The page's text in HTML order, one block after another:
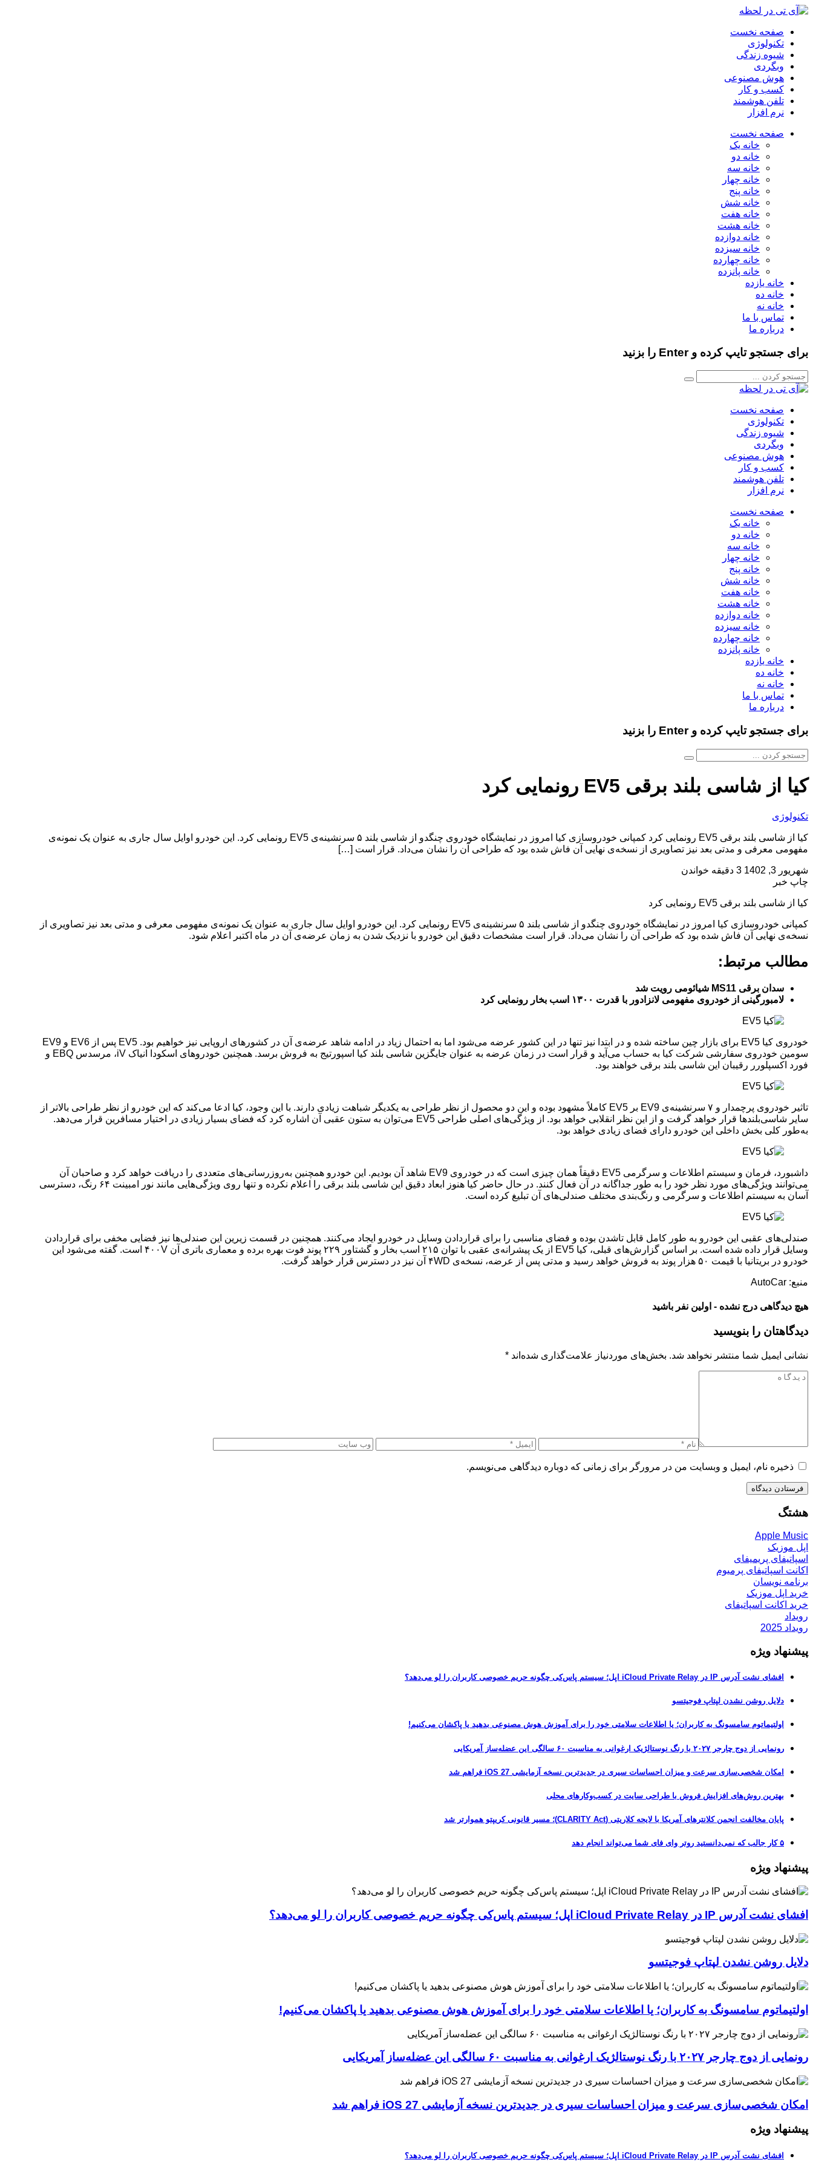
صفحه نخست
تکنولوژی
شیوه زندگی
وبگردی
هوش مصنوعی
کسب و کار
تلفن هوشمند
نرم افزار
صفحه نخست
خانه یک
خانه دو
خانه سه
خانه چهار
خانه پنج
خانه شش
خانه هفت
خانه هشت
خانه دوازده
خانه سیزده
خانه چهارده
خانه پانزده
خانه یازده
خانه ده
خانه نه
تماس با ما
درباره ما
برای جستجو تایپ کرده و Enter را بزنید
صفحه نخست
تکنولوژی
شیوه زندگی
وبگردی
هوش مصنوعی
کسب و کار
تلفن هوشمند
نرم افزار
صفحه نخست
خانه یک
خانه دو
خانه سه
خانه چهار
خانه پنج
خانه شش
خانه هفت
خانه هشت
خانه دوازده
خانه سیزده
خانه چهارده
خانه پانزده
خانه یازده
خانه ده
خانه نه
تماس با ما
درباره ما
برای جستجو تایپ کرده و Enter را بزنید
کیا از شاسی بلند برقی EV5 رونمایی کرد
تکنولوژی
کیا از شاسی بلند برقی EV5 رونمایی کرد کمپانی خودروسازی کیا امروز در نمایشگاه خودروی چنگدو از شاسی بلند ۵ سرنشینه‌ی EV5 رونمایی کرد. این خودرو اوایل سال جاری به عنوان یک نمونه‌ی
مفهومی معرفی و مدتی بعد نیز تصاویری از نسخه‌ی نهایی آن فاش شده بود که طراحی آن را نشان می‌داد. قرار است […]
شهریور 3, 1402
3 دقیقه خواندن
چاپ خبر
کیا از شاسی بلند برقی EV5 رونمایی کرد
کمپانی خودروسازی کیا امروز در نمایشگاه خودروی چنگدو از شاسی بلند ۵ سرنشینه‌ی EV5 رونمایی کرد. این خودرو اوایل سال جاری به عنوان یک نمونه‌ی مفهومی معرفی و مدتی بعد نیز تصاویری از
نسخه‌ی نهایی آن فاش شده بود که طراحی آن را نشان می‌داد. قرار است مشخصات دقیق این خودرو با نزدیک شدن به زمان عرضه‌ی آن در ماه اکتبر اعلام شود.
مطالب مرتبط:
سدان برقی MS11 شیائومی رویت شد
لامبورگینی از خودروی مفهومی لانزادور با قدرت ۱۳۰۰ اسب بخار رونمایی کرد
خودروی کیا EV5 برای بازار چین ساخته شده و در ابتدا نیز تنها در این کشور عرضه می‌شود اما به احتمال زیاد در ادامه شاهد عرضه‌ی آن در کشورهای اروپایی نیز خواهیم بود. EV5 پس از EV6 و EV9
سومین خودروی سفارشی شرکت کیا به حساب می‌آید و قرار است در زمان عرضه به عنوان جایگزین شاسی بلند کیا اسپورتیج به فروش برسد. همچنین خودروهای اسکودا انیاک iV، مرسدس EBQ و
فورد اکسپلورر رقیبان این شاسی بلند برقی خواهند بود.
تاثیر خودروی پرچمدار و ۷ سرنشینه‌ی EV9 بر EV5 کاملاً مشهود بوده و این دو محصول از نظر طراحی به یکدیگر شباهت زیادی دارند. با این وجود، کیا ادعا می‌کند که این خودرو از نظر طراحی بالاتر از
سایر شاسی‌بلندها قرار خواهد گرفت و از این نظر انقلابی خواهد بود. از ویژگی‌های اصلی طراحی EV5 می‌توان به ستون عقبی آن اشاره کرد که فضای بسیار زیادی در اختیار مسافرین قرار می‌دهد.
به‌طور کلی بخش داخلی این خودرو دارای فضای زیادی خواهد بود.
داشبورد، فرمان و سیستم اطلاعات و سرگرمی EV5 دقیقاً همان چیزی است که در خودروی EV9 شاهد آن بودیم. این خودرو همچنین به‌روزرسانی‌های متعددی را دریافت خواهد کرد و صاحبان آن
می‌توانند ویژگی‌های مورد نظر خود را به طور جداگانه در آن فعال کنند. در حال حاضر کیا هنوز ابعاد دقیق این شاسی بلند برقی را اعلام نکرده و تنها روی ویژگی‌‌هایی مانند نور امبینت ۶۴ رنگ، دسترسی
آسان به سیستم اطلاعات و سرگرمی و رنگ‌بندی مختلف صندلی‌های آن تبلیغ کرده است.
صندلی‌های عقبی این خودرو به طور کامل قابل تاشدن بوده و فضای مناسبی را برای قراردادن وسایل در خودرو ایجاد می‌کنند. همچنین در قسمت زیرین این صندلی‌ها نیز فضایی مخفی برای قراردادن
وسایل قرار داده شده است. بر اساس گزارش‌های قبلی، کیا EV5 از یک پیشرانه‌‌ی عقبی با توان ۲۱۵ اسب بخار و گشتاور ۲۲۹ پوند فوت بهره برده و معماری باتری آن ۴۰۰V است. گفته می‌شود این
خودرو در بریتانیا با قیمت ۵۰ هزار پوند به فروش خواهد رسید و مدتی پس از عرضه‌، نسخه‌ی ۴WD آن نیز در دسترس قرار خواهد گرفت.
منبع: AutoCar
هیچ دیدگاهی درج نشده - اولین نفر باشید
دیدگاهتان را بنویسید
نشانی ایمیل شما منتشر نخواهد شد. بخش‌های موردنیاز علامت‌گذاری شده‌اند *
ذخیره نام، ایمیل و وبسایت من در مرورگر برای زمانی که دوباره دیدگاهی می‌نویسم.
هشتگ
Apple Music
اپل موزیک
اسپاتیفای پریمیفای
اکانت اسپاتیفای پرمیوم
برنامه نویسان
خرید اپل موزیک
خرید اکانت اسپاتیفای
رویداد
رویداد 2025
پیشنهاد ویژه
افشای نشت آدرس IP در iCloud Private Relay اپل؛ سیستم پاس‌کی چگونه حریم خصوصی کاربران را لو می‌دهد؟
دلایل روشن نشدن لپتاپ فوجیتسو
اولتیماتوم سامسونگ به کاربران؛ یا اطلاعات سلامتی خود را برای آموزش هوش مصنوعی بدهید یا پاکشان می‌کنیم!
رونمایی از دوج چارجر ۲۰۲۷ با رنگ نوستالژیک ارغوانی به مناسبت ۶۰ سالگی این عضله‌ساز آمریکایی
امکان شخصی‌سازی سرعت و میزان احساسات سیری در جدیدترین نسخه آزمایشی iOS 27 فراهم شد
بهترین روش‌های افزایش فروش با طراحی سایت در کسب‌وکارهای محلی
پایان مخالفت انجمن کلانترهای آمریکا با لایحه کلاریتی (CLARITY Act)؛ مسیر قانونی کریپتو هموارتر شد
۵ کار جالب که نمی‌دانستید روتر وای فای شما می‌تواند انجام دهد
پیشنهاد ویژه
افشای نشت آدرس IP در iCloud Private Relay اپل؛ سیستم پاس‌کی چگونه حریم خصوصی کاربران را لو می‌دهد؟
دلایل روشن نشدن لپتاپ فوجیتسو
اولتیماتوم سامسونگ به کاربران؛ یا اطلاعات سلامتی خود را برای آموزش هوش مصنوعی بدهید یا پاکشان می‌کنیم!
رونمایی از دوج چارجر ۲۰۲۷ با رنگ نوستالژیک ارغوانی به مناسبت ۶۰ سالگی این عضله‌ساز آمریکایی
امکان شخصی‌سازی سرعت و میزان احساسات سیری در جدیدترین نسخه آزمایشی iOS 27 فراهم شد
پیشنهاد ویژه
افشای نشت آدرس IP در iCloud Private Relay اپل؛ سیستم پاس‌کی چگونه حریم خصوصی کاربران را لو می‌دهد؟